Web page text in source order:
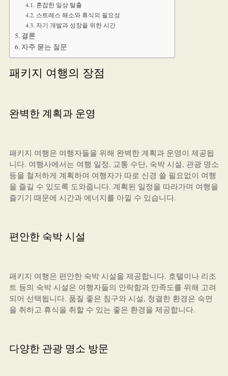
혼잡한 일상 탈출
스트레스 해소와 휴식의 필요성
자기 개발과 성장을 위한 시간
결론
자주 묻는 질문
패키지 여행의 장점
완벽한 계획과 운영
패키지 여행은 여행자들을 위해 완벽한 계획과 운영이 제공됩
니다. 여행사에서는 여행 일정, 교통 수단, 숙박 시설, 관광 명소
등을 철저하게 계획하여 여행자가 따로 신경 쓸 필요없이 여행
을 즐길 수 있도록 도와줍니다. 계획된 일정을 따라가며 여행을
즐기기 때문에 시간과 에너지를 아낄 수 있습니다.
편안한 숙박 시설
패키지 여행은 편안한 숙박 시설을 제공합니다. 호텔이나 리조
트 등의 숙박 시설은 여행자들의 안락함과 만족도를 위해 고려
되어 선택됩니다. 품질 좋은 침구와 시설, 청결한 환경은 숙면
을 취하고 휴식을 취할 수 있는 좋은 환경을 제공합니다.
다양한 관광 명소 방문